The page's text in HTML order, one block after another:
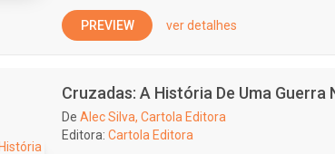
PREVIEW ver detalhes
Cruzadas: A História De Uma Guerra
De Alec Silva, Cartola Editora
Editora: Cartola Editora